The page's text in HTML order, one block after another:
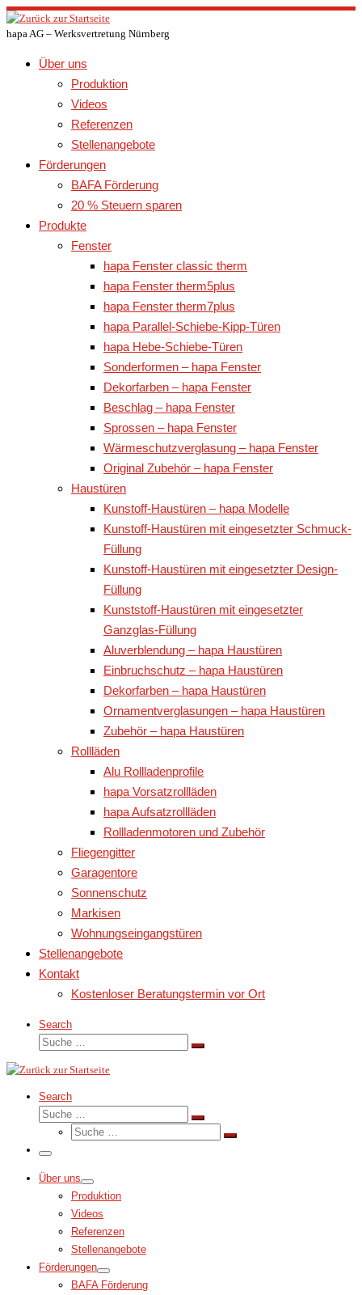
Zum
Inhalt
hapa AG – Werksvertretung Nürnberg
Über uns
Produktion
Videos
Referenzen
Stellenangebote
Förderungen
BAFA Förderung
20 % Steuern sparen
Produkte
Fenster
hapa Fenster classic therm
hapa Fenster therm5plus
hapa Fenster therm7plus
hapa Parallel-Schiebe-Kipp-Türen
hapa Hebe-Schiebe-Türen
Sonderformen – hapa Fenster
Dekorfarben – hapa Fenster
Beschlag – hapa Fenster
Sprossen – hapa Fenster
Wärmeschutzverglasung – hapa Fenster
Original Zubehör – hapa Fenster
Haustüren
Kunstoff-Haustüren – hapa Modelle
Kunstoff-Haustüren mit eingesetzter Schmuck-
Füllung
Kunstoff-Haustüren mit eingesetzter Design-
Füllung
Kunststoff-Haustüren mit eingesetzter
Ganzglas-Füllung
Aluverblendung – hapa Haustüren
Einbruchschutz – hapa Haustüren
Dekorfarben – hapa Haustüren
Ornamentverglasungen – hapa Haustüren
Zubehör – hapa Haustüren
Rollläden
Alu Rollladenprofile
hapa Vorsatzrollläden
hapa Aufsatzrollläden
Rollladenmotoren und Zubehör
Fliegengitter
Garagentore
Sonnenschutz
Markisen
Wohnungseingangstüren
Stellenangebote
Kontakt
Kostenloser Beratungstermin vor Ort
Search
Suche
Suche
Search
Suche
Suche
Suche
Suche
Menü
Über uns
Produktion
Videos
Referenzen
Stellenangebote
Förderungen
BAFA Förderung